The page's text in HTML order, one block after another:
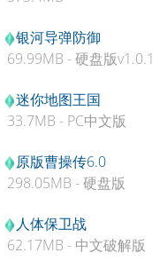
银河导弹防御
69.99MB - 硬盘版v1.0.1
迷你地图王国
33.7MB - PC中文版
原版曹操传6.0
298.05MB - 硬盘版
人体保卫战
62.17MB - 中文破解版